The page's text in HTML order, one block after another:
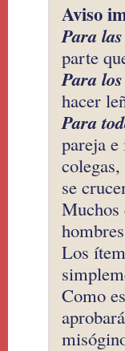
Aviso
Para
parte
Para
hacer
Para
pareja
se
Muchos
Los
Como